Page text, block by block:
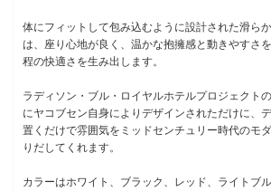
体にフィットして包み込むように設計された滑ら
は、座り心地が良く、温かな抱擁感と動きやすさ
程の快適さを生み出します。
ラディソン・ブル・ロイヤルホテルプロジェクト
にヤコブセン自身によりデザインされただけに、
置くだけで雰囲気をミッドセンチュリー時代のモ
りだしてくれます。
カラーはホワイト、ブラック、レッド、ライトブ